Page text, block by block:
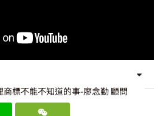
標不能不知道的事-廖念勤 顧問